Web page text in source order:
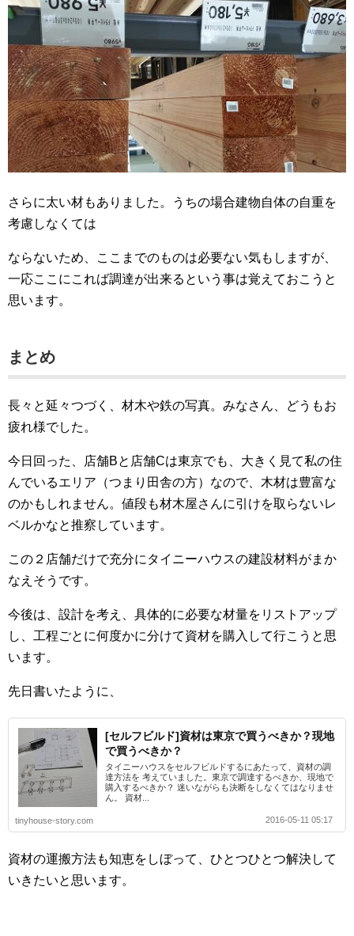
さらに太い材もありました。うちの場合建物自体の自重を
考慮しなくては
ならないため、ここまでのものは必要ない気もしますが、
一応ここにこれば調達が出来るという事は覚えておこうと
思います。
まとめ
長々と延々つづく、材木や鉄の写真。みなさん、どうもお
疲れ様でした。
今日回った、店舗Bと店舗Cは東京でも、大きく見て私の住
んでいるエリア（つまり田舎の方）なので、木材は豊富な
のかもしれません。値段も材木屋さんに引けを取らないレ
ベルかなと推察しています。
この２店舗だけで充分にタイニーハウスの建設材料がまか
なえそうです。
今後は、設計を考え、具体的に必要な材量をリストアップ
し、工程ごとに何度かに分けて資材を購入して行こうと思
います。
先日書いたように、
[セルフビルド]資材は東京で買うべきか？現地
で買うべきか？
タイニーハウスをセルフビルドするにあたって、資材の調
達方法を 考えていました。東京で調達するべきか、現地で
購入するべきか？ 迷いながらも決断をしなくてはなりませ
ん。 資材...
tinyhouse-story.com 2016-05-11 05:17
資材の運搬方法も知恵をしぼって、ひとつひとつ解決して
いきたいと思います。